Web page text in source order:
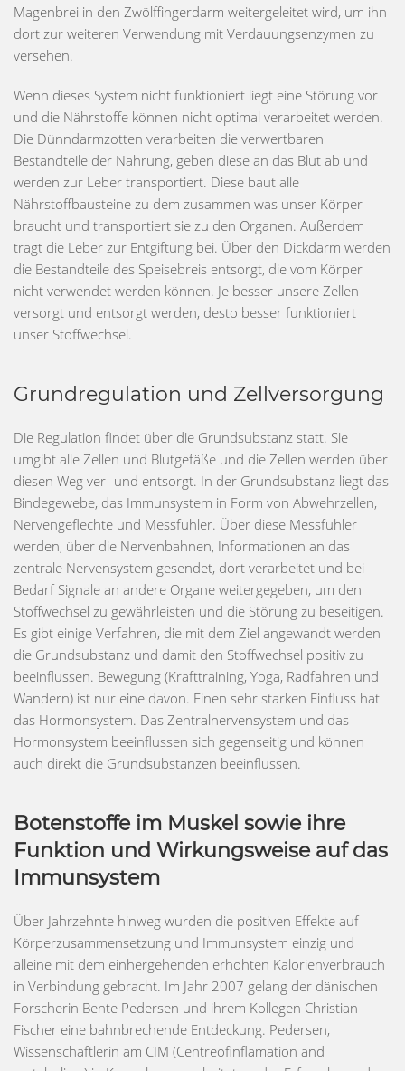
Magenbrei in den Zwölffingerdarm weitergeleitet wird, um ihn
dort zur weiteren Verwendung mit Verdauungsenzymen zu
versehen.
Wenn dieses System nicht funktioniert liegt eine Störung vor
und die Nährstoffe können nicht optimal verarbeitet werden.
Die Dünndarmzotten verarbeiten die verwertbaren
Bestandteile der Nahrung, geben diese an das Blut ab und
werden zur Leber transportiert. Diese baut alle
Nährstoffbausteine zu dem zusammen was unser Körper
braucht und transportiert sie zu den Organen. Außerdem
trägt die Leber zur Entgiftung bei. Über den Dickdarm werden
die Bestandteile des Speisebreis entsorgt, die vom Körper
nicht verwendet werden können. Je besser unsere Zellen
versorgt und entsorgt werden, desto besser funktioniert
unser Stoffwechsel.
Grundregulation und Zellversorgung
Die Regulation findet über die Grundsubstanz statt. Sie
umgibt alle Zellen und Blutgefäße und die Zellen werden über
diesen Weg ver- und entsorgt. In der Grundsubstanz liegt das
Bindegewebe, das Immunsystem in Form von Abwehrzellen,
Nervengeflechte und Messfühler. Über diese Messfühler
werden, über die Nervenbahnen, Informationen an das
zentrale Nervensystem gesendet, dort verarbeitet und bei
Bedarf Signale an andere Organe weitergegeben, um den
Stoffwechsel zu gewährleisten und die Störung zu beseitigen.
Es gibt einige Verfahren, die mit dem Ziel angewandt werden
die Grundsubstanz und damit den Stoffwechsel positiv zu
beeinflussen. Bewegung (Krafttraining, Yoga, Radfahren und
Wandern) ist nur eine davon. Einen sehr starken Einfluss hat
das Hormonsystem. Das Zentralnervensystem und das
Hormonsystem beeinflussen sich gegenseitig und können
auch direkt die Grundsubstanzen beeinflussen.
Botenstoffe im Muskel sowie ihre
Funktion und Wirkungsweise auf das
Immunsystem
Über Jahrzehnte hinweg wurden die positiven Effekte auf
Körperzusammensetzung und Immunsystem einzig und
alleine mit dem einhergehenden erhöhten Kalorienverbrauch
in Verbindung gebracht. Im Jahr 2007 gelang der dänischen
Forscherin Bente Pedersen und ihrem Kollegen Christian
Fischer eine bahnbrechende Entdeckung. Pedersen,
Wissenschaftlerin am CIM (Centreofinflamation and